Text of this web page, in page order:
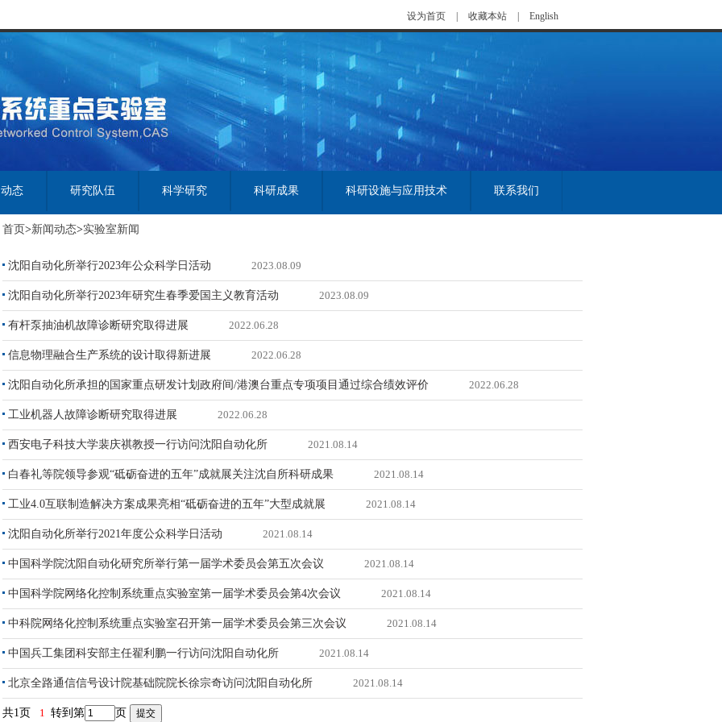
设为首页 收藏本站 English
态 研究队伍 科学研究 科研成果 科研设施与应用技术 联系我们
首页>新闻动态>实验室新闻
沈阳自动化所举行2023年公众科学日活动 2023.08.09
沈阳自动化所举行2023年研究生春季爱国主义教育活动 2023.08.09
有杆泵抽油机故障诊断研究取得进展 2022.06.28
信息物理融合生产系统的设计取得新进展 2022.06.28
沈阳自动化所承担的国家重点研发计划政府间/港澳台重点专项项目通过综合绩效评价 2022.06.28
工业机器人故障诊断研究取得进展 2022.06.28
西安电子科技大学裴庆祺教授一行访问沈阳自动化所 2021.08.14
白春礼等院领导参观“砥砺奋进的五年”成就展关注沈自所科研成果 2021.08.14
工业4.0互联制造解决方案成果亮相“砥砺奋进的五年”大型成就展 2021.08.14
沈阳自动化所举行2021年度公众科学日活动 2021.08.14
中国科学院沈阳自动化研究所举行第一届学术委员会第五次会议 2021.08.14
中国科学院网络化控制系统重点实验室第一届学术委员会第4次会议 2021.08.14
中科院网络化控制系统重点实验室召开第一届学术委员会第三次会议 2021.08.14
中国兵工集团科安部主任翟利鹏一行访问沈阳自动化所 2021.08.14
北京全路通信信号设计院基础院院长徐宗奇访问沈阳自动化所 2021.08.14
共1页 1 转到第 页